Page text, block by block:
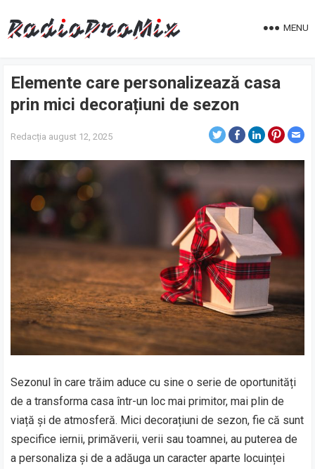
MENU
Elemente care personalizează casa
prin mici decorațiuni de sezon
Redacția august 12, 2025
Sezonul în care trăim aduce cu sine o serie de oportunități
de a transforma casa într-un loc mai primitor, mai plin de
viață și de atmosferă. Mici decorațiuni de sezon, fie că sunt
specifice iernii, primăverii, verii sau toamnei, au puterea de
a personaliza și de a adăuga un caracter aparte locuinței